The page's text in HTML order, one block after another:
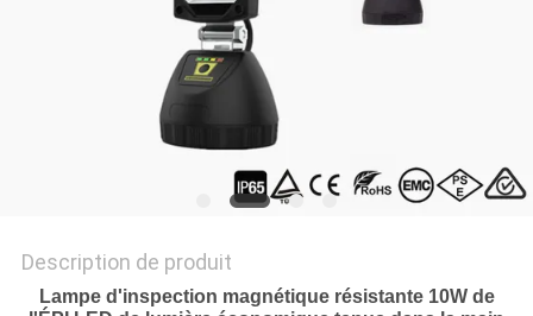
DE
CONFIDENTIALITÉ
Description de produit
Lampe d'inspection magnétique résistante 10W de